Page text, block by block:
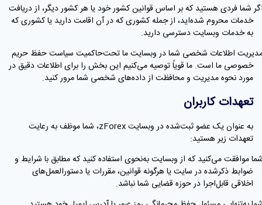
شما فردی هستید که بر اساس قوانین کشور خود یا هر کشور دیگر، از دریافت
خدمات محروم شده‌اید، از جمله کشوری که در آن اقامت دارید یا کشوری که
به خدمات وبسایت دسترسی دارید.
اطلاعات شخصی شما در وبسایت ما تحت‌حاکمیت سیاست حفظ حریم
خصوصی ما است. ما قویاً توصیه می‌کنیم این بخش را برای اطلاعات دقیق در
مورد نحوه مدیریت و محافظت از داده‌های شخصی شما مرور کنید.
تعهدات کاربران
به عنوان یک عضو ثبت‌شده در وبسایت zForex، شما موظف به رعایت
تعهدات زیر هستید:
موافقت می‌کنید که از وبسایت به‌نحوی استفاده کنید که مطابق با شرایط و
ضوابط ذکرشده در سایت یا هرگونه قوانین، مقررات یا دستورالعمل‌های
اخلاقی قابل‌اجرا در حوزه قضایی شما نباشد.